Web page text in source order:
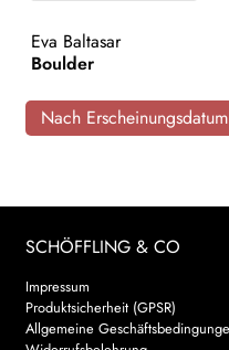
AKTUELLES
WEITERE VERLAGE
Search:
Eva Baltasar
Boulder
Nach
SCHÖFFLING & CO
Impressum
Produktsicherheit (GPSR)
Allgemeine